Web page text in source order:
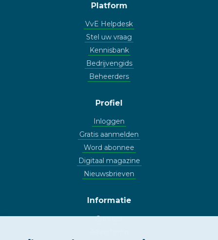
Platform
VvE Helpdesk
Stel uw vraag
Kennisbank
Bedrijvengids
Beheerders
Profiel
Inloggen
Gratis aanmelden
Word abonnee
Digitaal magazine
Nieuwsbrieven
Informatie
Contact